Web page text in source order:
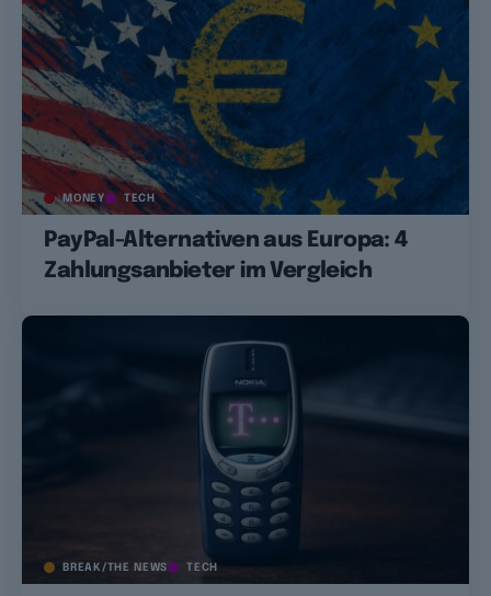
MONEY TECH
PayPal-Alternativen aus Europa: 4
Zahlungsanbieter im Vergleich
BREAK/THE NEWS TECH